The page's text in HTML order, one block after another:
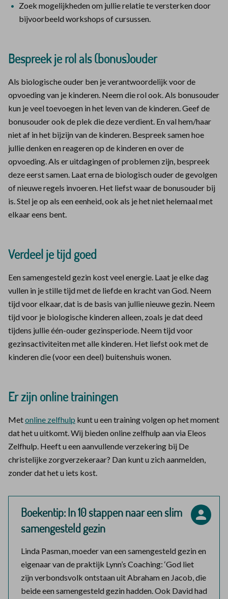
Zoek mogelijkheden om jullie relatie te versterken door
bijvoorbeeld workshops of cursussen.
Bespreek je rol als (bonus)ouder
Als biologische ouder ben je verantwoordelijk voor de
opvoeding van je kinderen. Neem die rol ook. Als bonusouder
kun je veel toevoegen in het leven van de kinderen. Geef de
bonusouder ook de plek die deze verdient. En val hem/haar
niet af in het bijzijn van de kinderen. Bespreek samen hoe
jullie denken en reageren op de kinderen en over de
opvoeding. Als er uitdagingen of problemen zijn, bespreek
deze eerst samen. Laat erna de biologisch ouder de gevolgen
of nieuwe regels invoeren. Het liefst waar de bonusouder bij
is. Stel je op als een eenheid, ook als je het niet helemaal met
elkaar eens bent.
Verdeel je tijd goed
Een samengesteld gezin kost veel energie. Laat je elke dag
vullen in je stille tijd met de liefde en kracht van God. Neem
tijd voor elkaar, dat is de basis van jullie nieuwe gezin. Neem
tijd voor je biologische kinderen alleen, zoals je dat deed
tijdens jullie één-ouder gezinsperiode. Neem tijd voor
gezinsactiviteiten met alle kinderen. Het liefst ook met de
kinderen die (voor een deel) buitenshuis wonen.
Er zijn online trainingen
Metonline zelfhulp kunt u een training volgen op het moment
dat het u uitkomt. Wij bieden online zelfhulp aan via Eleos
Zelfhulp. Heeft u een aanvullende verzekering bij De
christelijke zorgverzekeraar? Dan kunt u zich aanmelden,
zonder dat het u iets kost.
Boekentip: In 10 stappen naar een slim
samengesteld gezin
Linda Pasman, moeder van een samengesteld gezin en
eigenaar van de praktijk Lynn’s Coaching: ‘God liet
zijn verbondsvolk ontstaan uit Abraham en Jacob, die
beide een samengesteld gezin hadden. Ook David had